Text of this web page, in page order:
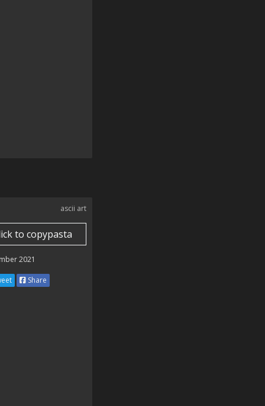
ascii art
to copypasta
2021
Share